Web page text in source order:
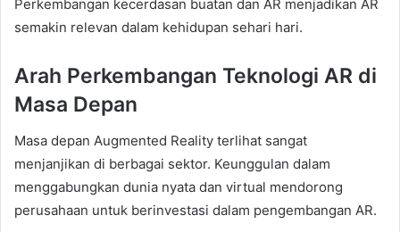
Perkembangan kecerdasan buatan dan AR menjadikan AR
semakin relevan dalam kehidupan sehari hari.
Arah Perkembangan Teknologi AR di
Masa Depan
Masa depan Augmented Reality terlihat sangat
menjanjikan di berbagai sektor. Keunggulan dalam
menggabungkan dunia nyata dan virtual mendorong
perusahaan untuk berinvestasi dalam pengembangan AR.